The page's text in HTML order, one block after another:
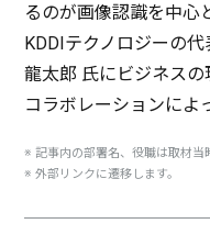
るのが画像認識を中心
KDDIテクノロジーの代
龍太郎 氏に ビジネスの
コラボレーションによ
※記事内の部署名、役職は取材当
※外部 リンクに遷移 します。